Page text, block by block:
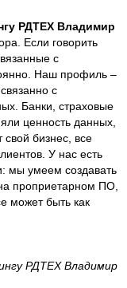
РДТЕХ Владимир
Если говорить
с
Наш профиль –
с
Банки, страховые
ценность данных,
бизнес, все
У нас есть
мы умеем создавать
проприетарном ПО,
может быть как
РДТЕХ Владимир